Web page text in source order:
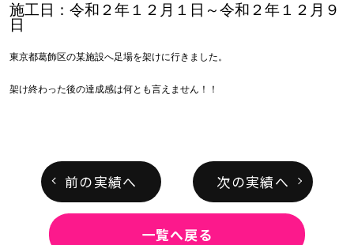
施工日：令和２年１２月１日～令和２年１２月９
日
東京都葛飾区の某施設へ足場を架けに行きました。
架け終わった後の達成感は何とも言えません！！
前の実績へ 次の実績へ
一覧へ戻る